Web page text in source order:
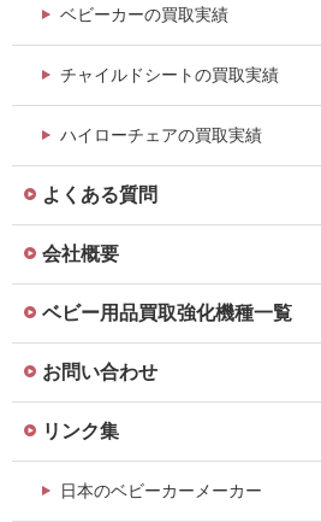
ベビーカーの買取実績
チャイルドシートの買取実績
ハイローチェアの買取実績
よくある質問
会社概要
ベビー用品買取強化機種一覧
お問い合わせ
リンク集
日本のベビーカーメーカー